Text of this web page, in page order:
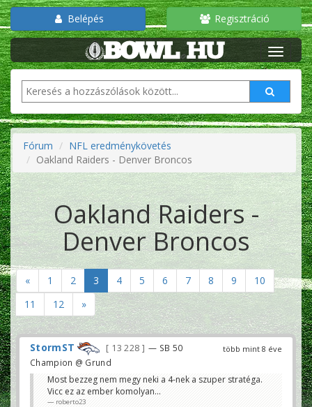
Belépés Regisztráció
Fórum
NFL eredménykövetés
Oakland Raiders - Denver Broncos
Oakland Raiders -
Denver Broncos
« 1 2 3 4 5 6 7 8 9
10
11
12 »
több mint 8 éve
StormST 13 228
— SB 50
Champion @ Grund
Most bezzeg nem megy neki a 4-nek a szuper stratéga.
Vicc ez az ember komolyan...
roberto23